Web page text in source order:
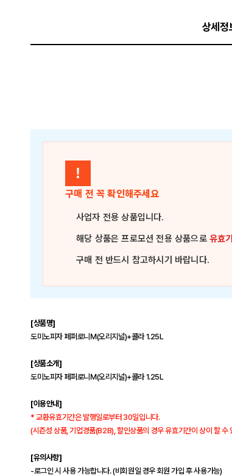
상세정
!
구매 전 꼭 확인해주세요
사업자 전용 상품입니다.
해당 상품은프로모션 전용 상품으로유효
구매 전 반드시 참고하시기 바랍니다.
[상품명]
도미노피자 페퍼로니M(오리지널)+콜라 1.25L
[상품소개]
도미노피자 페퍼로니M(오리지널)+콜라 1.25L
[이용안내]
* 교환유효기간은 발행일로부터 30일입니다.
(시즌성 상품, 기업경품(B2B), 할인상품의 경우 유효기간이 상이 할 수
[유의사항]
-로그인 시 사용 가능합니다. (비회원일 경우 회원 가입 후 사용가능)